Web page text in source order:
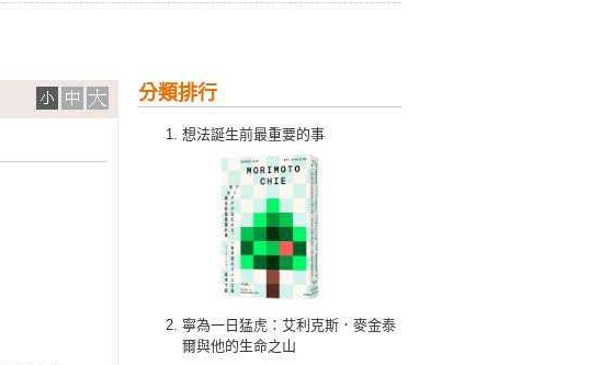
分類排行
想法誕生前最重要的事
寧為一日猛虎：艾利克斯．麥金泰
爾與他的生命之山